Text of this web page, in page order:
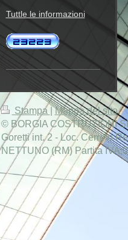
Tuttle le informazioni
Stampa
Mappa del sito
© BORGIA COSTRUZIONI
Goretti int. 2 - Loc. Cerreto
NETTUNO (RM) Partita